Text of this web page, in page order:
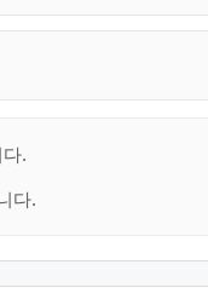
.
다.